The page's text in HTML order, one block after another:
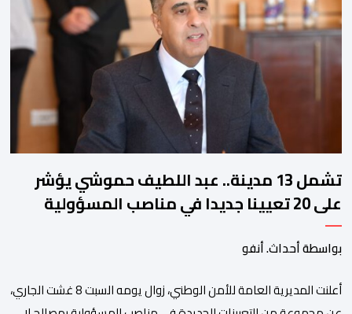
زيان، المعتقل بالمؤسسة ذاتها، وذلك لتنوير الرأي العام بالحقائق
والمعطيات الدقيقة.واوضحت إدارة المؤسسة السجنية أن المعني
بالأمر يستفيد منذ إيداعه من تتبع طبي منتظم ومستمر وفقا […]
تشمل 13 مدينة.. عبد اللطيف حموشي يؤشر
على 20 تعيينا جديدا في مناصب المسؤولية
بمصالح الأمن الوطني
بواسطة أحداث. أنفو
أعلنت المديرية العامة للأمن الوطني، زوال يومه السبت 8 غشت الجاري،